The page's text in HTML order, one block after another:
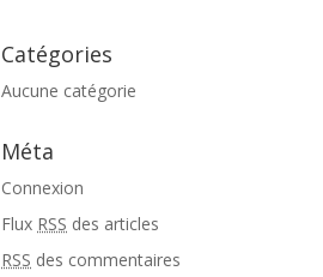
Catégories
Aucune catégorie
Méta
Connexion
Flux RSS des articles
RSS des commentaires